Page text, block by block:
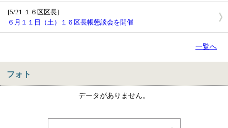
６月１１日（土）１６区長帳懇談会を開催
[5/21 １６区区長]
一覧へ
フォト
データがありません。